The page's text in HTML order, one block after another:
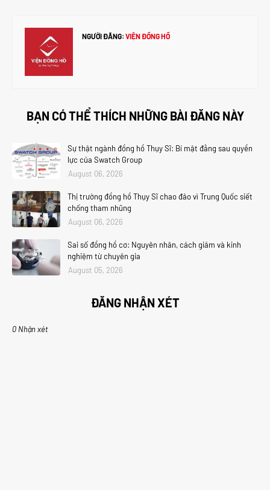
NGƯỜI ĐĂNG: VIỆN ĐỒNG HỒ
BẠN CÓ THỂ THÍCH NHỮNG BÀI ĐĂNG NÀY
Sự thật ngành đồng hồ Thụy Sĩ: Bí mật đằng sau quyền
lực của Swatch Group
August 06, 2026
Thị trường đồng hồ Thụy Sĩ chao đảo vì Trung Quốc siết
chống tham nhũng
August 06, 2026
Sai số đồng hồ cơ: Nguyên nhân, cách giảm và kinh
nghiệm từ chuyên gia
August 05, 2026
ĐĂNG NHẬN XÉT
0 Nhận xét